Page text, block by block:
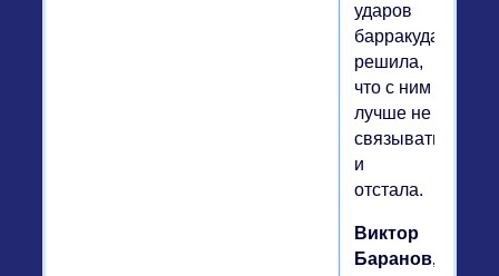
ударов
барракуда
решила,
что с ним
лучше не
связываться,
и
отстала.
Виктор
Баранов,